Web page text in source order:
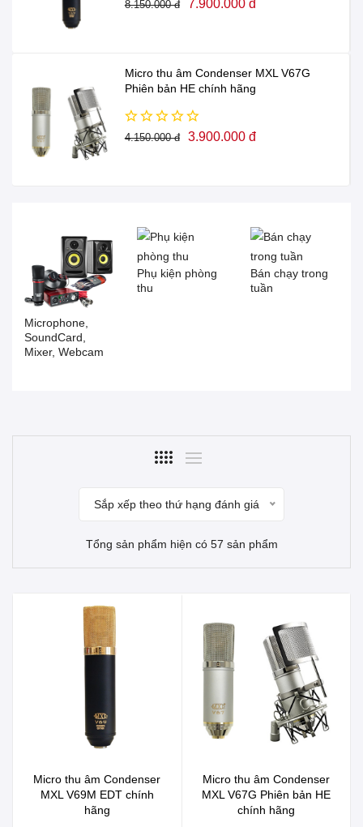
8.150.000 đ 7.900.000 đ
Micro thu âm Condenser MXL V67G
Phiên bản HE chính hãng
4.150.000 đ 3.900.000 đ
Microphone,
SoundCard,
Mixer, Webcam
Phụ kiện phòng
thu
Bán chạy trong
tuần
Sắp xếp theo thứ hạng đánh giá
Tổng sản phẩm hiện có 57 sản phẩm
Micro thu âm Condenser
MXL V69M EDT chính
hãng
Micro thu âm Condenser
MXL V67G Phiên bản HE
chính hãng